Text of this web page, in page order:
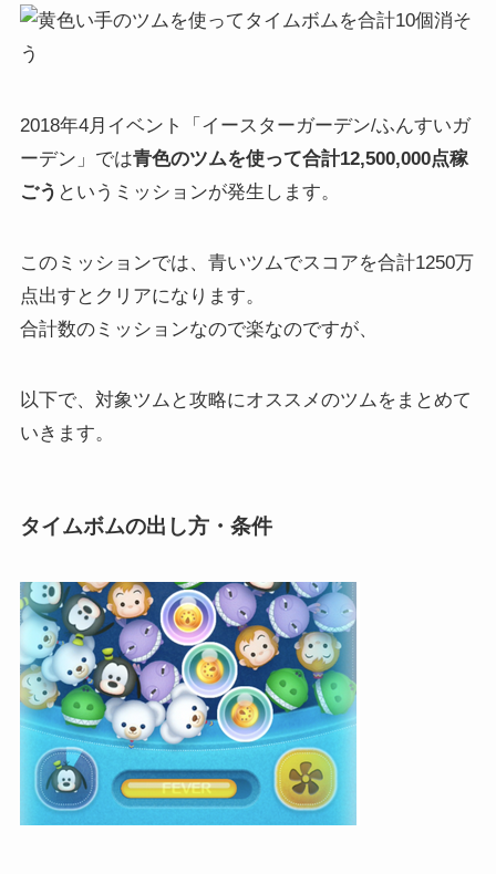
2018年4月イベント「イースターガーデン/ふんすいガ
青色のツムを使って合計12,500,000点稼
ごう
というミッションが発生します。
このミッションでは、青いツムでスコアを合計1250万
点出すとクリアになります。
合計数のミッションなので楽なのですが、
以下で、対象ツムと攻略にオススメのツムをまとめて
タイムボムの出し方・条件